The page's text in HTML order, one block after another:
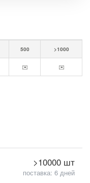
500 >1000
✉️ ✉️
>10000 шт
поставка: 6 дней